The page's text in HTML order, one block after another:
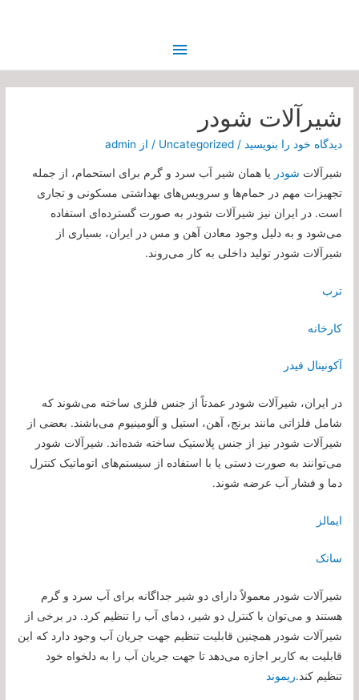
فهرست
اصلی
شیرآلات شودر
دیدگاه‌ خود را بنویسید /
Uncategorized / از admin
شیرآلات شودر یا همان شیر آب سرد و گرم برای استحمام، از جمله
تجهیزات مهم در حمام‌ها و سرویس‌های بهداشتی مسکونی و تجاری
است. در ایران نیز شیرآلات شودر به صورت گسترده‌ای استفاده
می‌شود و به دلیل وجود معادن آهن و مس در ایران، بسیاری از
شیرآلات شودر تولید داخلی به کار می‌روند.
ترب
کارخانه
آکونینال فیدر
در ایران، شیرآلات شودر عمدتاً از جنس فلزی ساخته می‌شوند که
شامل فلزاتی مانند برنج، آهن، استیل و آلومینیوم می‌باشند. بعضی از
شیرآلات شودر نیز از جنس پلاستیک ساخته شده‌اند. شیرآلات شودر
می‌توانند به صورت دستی یا با استفاده از سیستم‌های اتوماتیک کنترل
دما و فشار آب عرضه شوند.
ایمالز
ساتک
شیرآلات شودر معمولاً دارای دو شیر جداگانه برای آب سرد و گرم
هستند و می‌توان با کنترل دو شیر، دمای آب را تنظیم کرد. در برخی از
شیرآلات شودر همچنین قابلیت تنظیم جهت جریان آب وجود دارد که این
قابلیت به کاربر اجازه می‌دهد تا جهت جریان آب را به دلخواه خود
تنظیم کند.ریموند